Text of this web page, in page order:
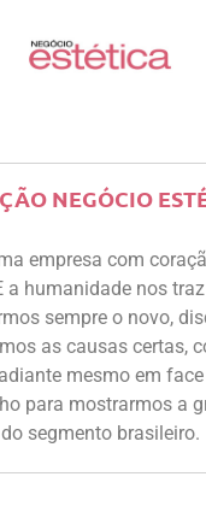
NEGÓCIO
empresa com
a humanidade nos
sempre o novo,
as causas certas,
mesmo em
para mostrarmos a
do segmento brasileiro.